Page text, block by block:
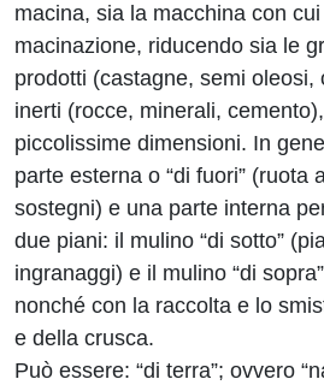
macina, sia la macchina con
macinazione, riducendo sia le
prodotti (castagne, semi oleosi,
inerti (rocce, minerali,
piccolissime dimensioni. In
parte esterna o “di fuori” (ruota
sostegni) e una parte interna
due piani: il mulino “di sotto”
ingranaggi) e il mulino “di
nonché con la raccolta e lo
e della crusca.
Può essere: “di terra”; ovvero